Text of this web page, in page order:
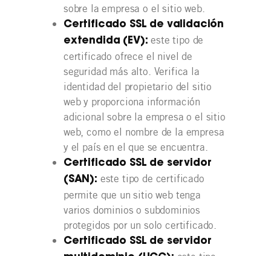
sobre la empresa o el sitio web.
Certificado SSL de validación
extendida (EV): este tipo de
certificado ofrece el nivel de
seguridad más alto. Verifica la
identidad del propietario del sitio
web y proporciona información
adicional sobre la empresa o el sitio
web, como el nombre de la empresa
y el país en el que se encuentra.
Certificado SSL de servidor
(SAN): este tipo de certificado
permite que un sitio web tenga
varios dominios o subdominios
protegidos por un solo certificado.
Certificado SSL de servidor